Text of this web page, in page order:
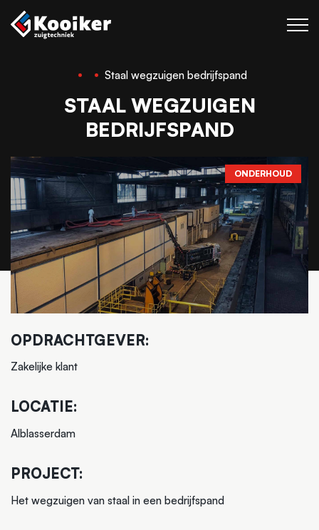
Zuigtechniek
Blaastechniek
Over Kooiker
Werken bij
Contact
Staal wegzuigen bedrijfspand
STAAL WEGZUIGEN
BEDRIJFSPAND
ONDERHOUD
OPDRACHTGEVER:
Zakelijke klant
LOCATIE:
Alblasserdam
PROJECT:
Het wegzuigen van staal in een bedrijfspand